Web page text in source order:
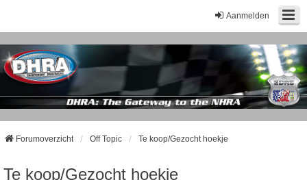
Aanmelden
Forumoverzicht Off Topic Te koop/Gezocht hoekje
Te koop/Gezocht hoekje